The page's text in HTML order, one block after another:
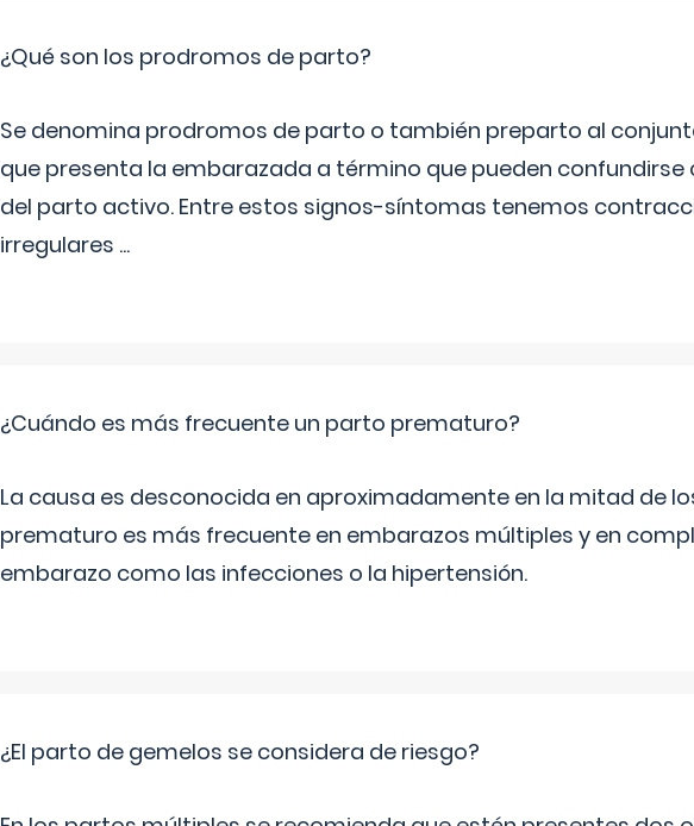
¿Qué son los prodromos de parto?
Se denomina prodromos de parto o también preparto al
que presenta la embarazada a término que pueden
del parto activo. Entre estos signos-síntomas tenemos
irregulares ...
¿Cuándo es más frecuente un parto prematuro?
La causa es desconocida en aproximadamente en la mitad de
prematuro es más frecuente en embarazos múltiples y en
embarazo como las infecciones o la hipertensión.
¿El parto de gemelos se considera de riesgo?